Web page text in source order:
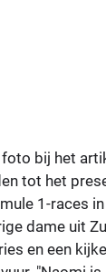
bij het
tot het
1-races
dame uit
en een